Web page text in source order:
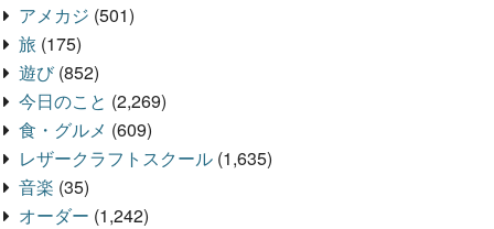
アメカジ (501)
旅 (175)
遊び(852)
今日のこと (2,269)
食・グルメ (609)
レザークラフトスクール (1,635)
音楽 (35)
オーダー (1,242)